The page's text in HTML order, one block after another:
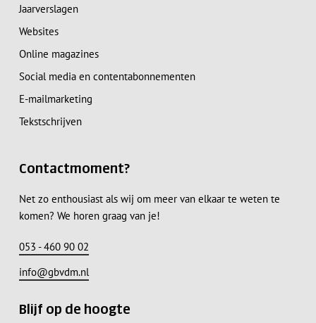
Jaarverslagen
Websites
Online magazines
Social media en contentabonnementen
E-mailmarketing
Tekstschrijven
Contactmoment?
Net zo enthousiast als wij om meer van elkaar te weten te
komen? We horen graag van je!
053 - 460 90 02
info@gbvdm.nl
Blijf op de hoogte